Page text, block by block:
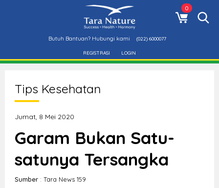
0
Butuh Bantuan? Hubungi kami (022) 6000077
REGISTRASI LOGIN
Tips Kesehatan
Jumat, 8 Mei 2020
Garam Bukan Satu-
satunya Tersangka
Sumber : Tara News 159